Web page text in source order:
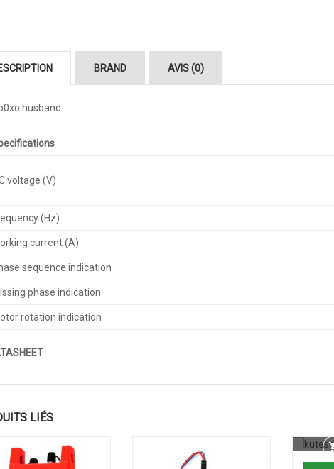
BRAND AVIS (0)
husband
voltage (V)
(Hz)
current (A)
sequence indication
phase indication
rotation indication
LIÉS